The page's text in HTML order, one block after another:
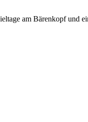
am Bärenkopf und